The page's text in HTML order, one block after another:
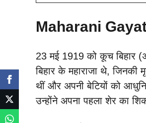
Maharani
23 मई 1919 को कूच बिहार
बिहार के महाराजा थे, जिनकी
थीं और अपनी बेटियों को
उन्होंने अपना पहला शेर का